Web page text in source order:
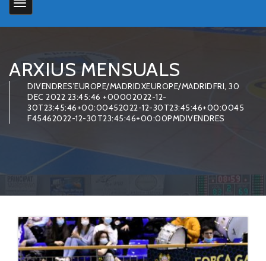
ARXIUS MENSUALS
DIVENDRES'EUROPE/MADRIDXEUROPE/MADRIDFRI, 30
DEC 2022 23:45:46 +00002022-12-
30T23:45:46+00:00452022-12-30T23:45:46+00:0045
F45462022-12-30T23:45:46+00:00PMDIVENDRES